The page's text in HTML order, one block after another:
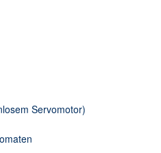
Servomotor)